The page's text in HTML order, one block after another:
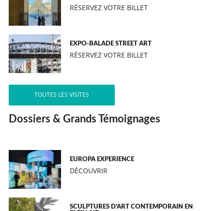
RÉSERVEZ VOTRE BILLET
EXPO-BALADE STREET ART
RÉSERVEZ VOTRE BILLET
TOUTES LES VISITES
Dossiers & Grands Témoignages
EUROPA EXPERIENCE
DÉCOUVRIR
SCULPTURES D’ART CONTEMPORAIN EN